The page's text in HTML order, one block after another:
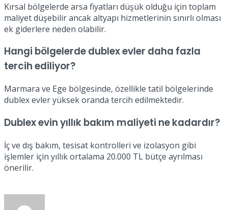
Kırsal bölgelerde arsa fiyatları düşük olduğu için toplam
maliyet düşebilir ancak altyapı hizmetlerinin sınırlı olması
ek giderlere neden olabilir.
Hangi bölgelerde dublex evler daha fazla
tercih ediliyor?
Marmara ve Ege bölgesinde, özellikle tatil bölgelerinde
dublex evler yüksek oranda tercih edilmektedir.
Dublex evin yıllık bakım maliyeti ne kadardır?
İç ve dış bakım, tesisat kontrolleri ve izolasyon gibi
işlemler için yıllık ortalama 20.000 TL bütçe ayrılması
önerilir.